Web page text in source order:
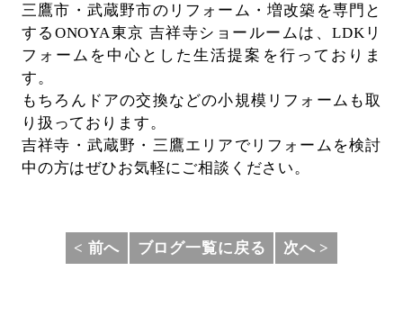
三鷹市・武蔵野市のリフォーム・増改築を専門と
するONOYA東京 吉祥寺ショールームは、LDKリ
フォームを中心とした生活提案を行っておりま
す。
もちろんドアの交換などの小規模リフォームも取
り扱っております。
吉祥寺・武蔵野・三鷹エリアでリフォームを検討
中の方はぜひお気軽にご相談ください。
< 前へ ブログ一覧に戻る 次へ >